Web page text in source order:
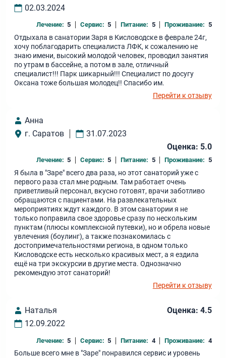
02.03.2024
Лечение: 5 Сервис: 5 Питание: 5 Проживание: 5
Отдыхала в санатории Заря в Кисловодске в феврале 24г,
хочу поблагодарить специалиста ЛФК, к сожалению не
знаю имени, высокий молодой человек, проводил занятия
по утрам в бассейне, а потом в зале, отличный
специалист!!! Парк шикарный!!! Специалист по досугу
Оксана тоже большая молодец!! Спасибо им.
Перейти к отзыву
Анна
г. Саратов
31.07.2023
Оценка: 5.0
Лечение: 5 Сервис: 5 Питание: 5 Проживание: 5
Я была в "Заре" всего два раза, но этот санаторий уже с
первого раза стал мне родным. Там работает очень
приветливый персонал, вкусно готовят, врачи заботливо
обращаются с пациентами. На развлекательных
мероприятиях ждут каждого. В этом санатории я не
только поправила свое здоровье сразу по нескольким
пунктам (плюсы комплексной путевки), но и обрела новые
увлечения (боулинг), а также познакомилась с
достопримечательностями региона, в одном только
Кисловодске есть несколько красивых мест, а я ездила
ещё на три экскурсии в другие места. Однозначно
рекомендую этот санаторий!
Перейти к отзыву
Наталья
12.09.2022
Оценка: 4.5
Лечение: 5 Сервис: 5 Питание: 4 Проживание: 4
Больше всего мне в "Заре" понравился сервис и уровень